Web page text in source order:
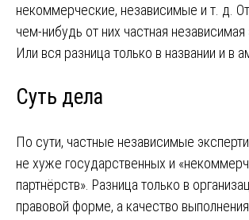
некоммерческие, независимые и т. д.
чем-нибудь от них частная независимая
Или вся разница только в названии и в
Суть дела
По сути, частные независимые
не хуже государственных и
партнёрств». Разница только в
правовой форме, а качество